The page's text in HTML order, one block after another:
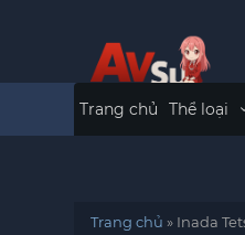
Trang chủ Thể loại
Trang chủ » Inada